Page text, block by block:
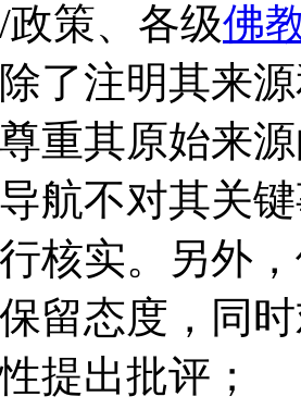
策、各级佛
了注明其来
重其原始来
航不对其关
核实。另外
留态度，同
提出批评；